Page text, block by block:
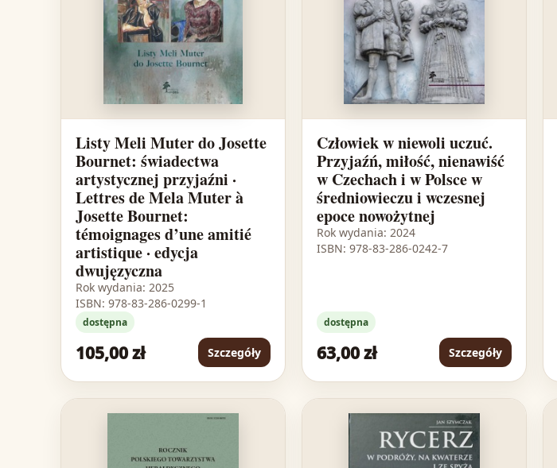
Listy Meli Muter do Josette
Bournet: świadectwa
artystycznej przyjaźni ·
Lettres de Mela Muter à
Josette Bournet:
témoignages d’une amitié
artistique · edycja
dwujęzyczna
Rok wydania: 2025
ISBN: 978-83-286-0299-1
dostępna
105,00 zł Szczegóły
Człowiek w niewoli uczuć.
Przyjaźń, miłość, nienawiść
w Czechach i w Polsce w
średniowieczu i wczesnej
epoce nowożytnej
Rok wydania: 2024
ISBN: 978-83-286-0242-7
dostępna
63,00 zł Szczegóły